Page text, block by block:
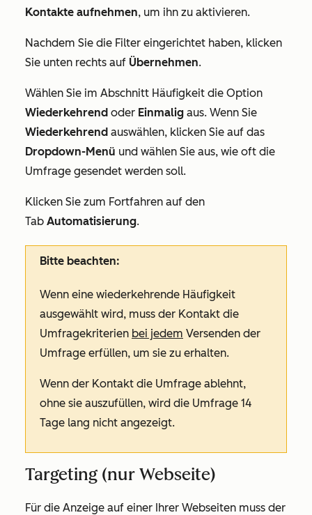
Kontakte aufnehmen, um ihn zu aktivieren.
Nachdem Sie die Filter eingerichtet haben, klicken
Sie unten rechts auf Übernehmen.
Wählen Sie im Abschnitt Häufigkeit die Option
Wiederkehrend oder Einmalig aus. Wenn Sie
Wiederkehrend auswählen, klicken Sie auf das
Dropdown-Menü und wählen Sie aus, wie oft die
Umfrage gesendet werden soll.
Klicken Sie zum Fortfahren auf den
Tab Automatisierung.
Bitte beachten:
Wenn eine wiederkehrende Häufigkeit
ausgewählt wird, muss der Kontakt die
Umfragekriterien bei jedem Versenden der
Umfrage erfüllen, um sie zu erhalten.
Wenn der Kontakt die Umfrage ablehnt,
ohne sie auszufüllen, wird die Umfrage 14
Tage lang nicht angezeigt.
Targeting (nur Webseite)
Für die Anzeige auf einer Ihrer Webseiten muss der